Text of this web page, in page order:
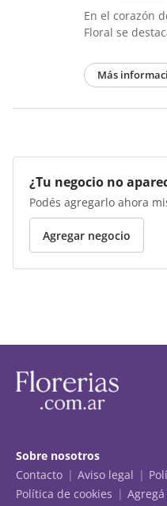
En el corazón
Floral se
Más
¿Tu negocio no
Podés agregarlo ahora
Agregar negocio
Sobre nosotros
Contacto
Aviso legal
Política de cookies